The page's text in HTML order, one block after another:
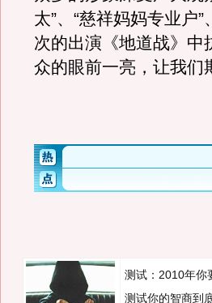
太”、“慈祥妈妈专业户
次的出演《地道战》中
众的眼前一亮，让我们
测试：2010年你
测试你的智商到